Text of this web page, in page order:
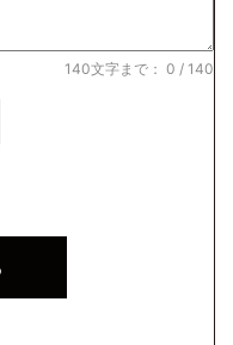
140文字まで： 0 / 140